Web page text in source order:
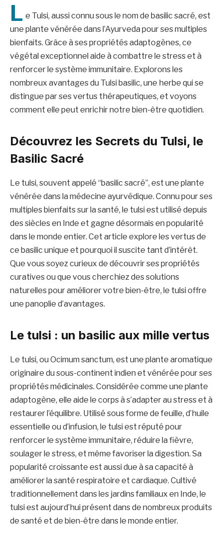
L e Tulsi, aussi connu sous le nom de basilic sacré, est
une plante vénérée dans l’Ayurveda pour ses multiples
bienfaits. Grâce à ses propriétés adaptogènes, ce
végétal exceptionnel aide à combattre le stress et à
renforcer le système immunitaire. Explorons les
nombreux avantages du Tulsi basilic, une herbe qui se
distingue par ses vertus thérapeutiques, et voyons
comment elle peut enrichir notre bien-être quotidien.
Découvrez les Secrets du Tulsi, le
Basilic Sacré
Le tulsi, souvent appelé “basilic sacré”, est une plante
vénérée dans la médecine ayurvédique. Connu pour ses
multiples bienfaits sur la santé, le tulsi est utilisé depuis
des siècles en Inde et gagne désormais en popularité
dans le monde entier. Cet article explore les vertus de
ce basilic unique et pourquoi il suscite tant d’intérêt.
Que vous soyez curieux de découvrir ses propriétés
curatives ou que vous cherchiez des solutions
naturelles pour améliorer votre bien-être, le tulsi offre
une panoplie d’avantages.
Le tulsi : un basilic aux mille vertus
Le tulsi, ou Ocimum sanctum, est une plante aromatique
originaire du sous-continent indien et vénérée pour ses
propriétés médicinales. Considérée comme une plante
adaptogène, elle aide le corps à s’adapter au stress et à
restaurer l’équilibre. Utilisé sous forme de feuille, d’huile
essentielle ou d’infusion, le tulsi est réputé pour
renforcer le système immunitaire, réduire la fièvre,
soulager le stress, et même favoriser la digestion. Sa
popularité croissante est aussi due à sa capacité à
améliorer la santé respiratoire et cardiaque. Cultivé
traditionnellement dans les jardins familiaux en Inde, le
tulsi est aujourd’hui présent dans de nombreux produits
de santé et de bien-être dans le monde entier.